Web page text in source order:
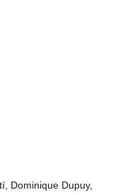
Dominique Dupuy,